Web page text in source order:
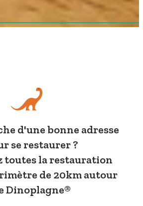
d'une bonne adresse
se restaurer ?
toutes la restauration
de 20km autour
Dinoplagne®